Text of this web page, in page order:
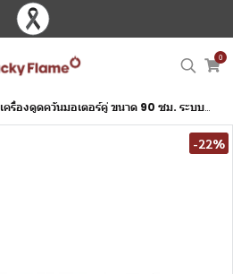
0
เครื่องดูดควันมอเตอร์คู่ ขนาด 90 ซม. ระบบต่อท่อออก เกรดร้านอาหาร
-22%